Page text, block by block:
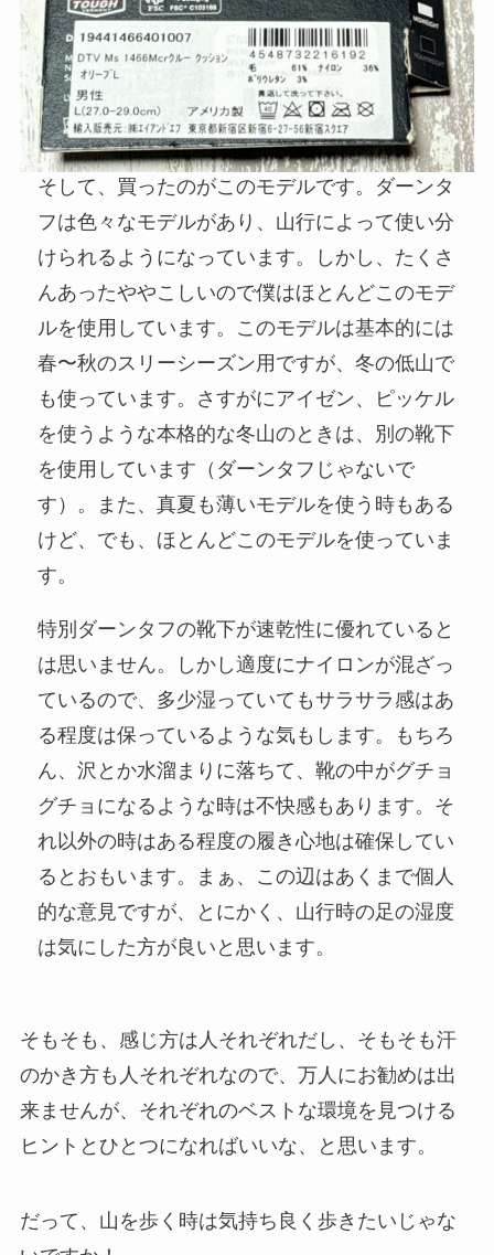
そして、買ったのがこのモデルです。ダーンタ
フは色々なモデルがあり、山行によって使い分
けられるようになっています。しかし、たくさ
んあったややこしいので僕はほとんどこのモデ
ルを使用しています。このモデルは基本的には
春〜秋のスリーシーズン用ですが、冬の低山で
も使っています。さすがにアイゼン、ピッケル
を使うような本格的な冬山のときは、別の靴下
を使用しています（ダーンタフじゃないで
す）。また、真夏も薄いモデルを使う時もある
けど、でも、ほとんどこのモデルを使っていま
す。
特別ダーンタフの靴下が速乾性に優れていると
は思いません。しかし適度にナイロンが混ざっ
ているので、多少湿っていてもサラサラ感はあ
る程度は保っているような気もします。もちろ
ん、沢とか水溜まりに落ちて、靴の中がグチョ
グチョになるような時は不快感もあります。そ
れ以外の時はある程度の履き心地は確保してい
るとおもいます。まぁ、この辺はあくまで個人
的な意見ですが、とにかく、山行時の足の湿度
は気にした方が良いと思います。
そもそも、感じ方は人それぞれだし、そもそも汗
のかき方も人それぞれなので、万人にお勧めは出
来ませんが、それぞれのベストな環境を見つける
ヒントとひとつになればいいな、と思います。
だって、山を歩く時は気持ち良く歩きたいじゃな